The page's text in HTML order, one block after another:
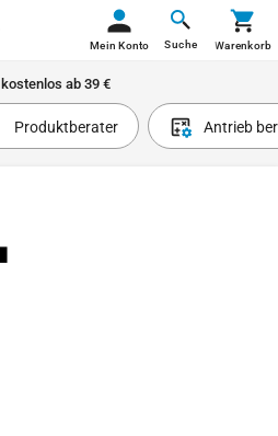
Suche
Mein Konto Warenkorb
kostenlos ab 39 €
Produktberater Antrieb